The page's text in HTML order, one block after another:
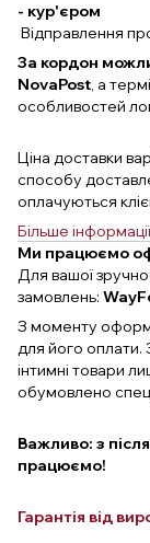
- кур'єром
Відправлення
За кордон
NovaPost, а
особливостей
Ціна доставки
способу
оплачуються
Більше
Ми працюємо
Для вашої
замовлень:
З моменту
для його оплати.
інтимні товари
обумовлено
Важливо: з
працюємо!
Гарантія від